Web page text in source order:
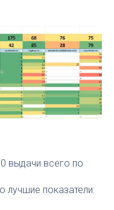
выдачи всего по
лучшие показатели: